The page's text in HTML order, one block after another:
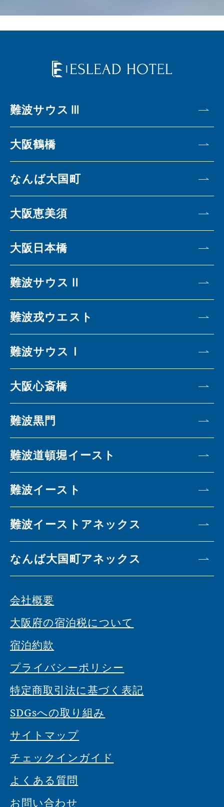
難波サウスⅢ
大阪鶴橋
なんば大国町
大阪恵美須
大阪日本橋
難波サウスⅡ
難波戎ウエスト
難波サウスⅠ
大阪心斎橋
難波黒門
難波道頓堀イースト
難波イースト
難波イーストアネックス
なんば大国町アネックス
会社概要
大阪府の宿泊税について
宿泊約款
プライバシーポリシー
特定商取引法に基づく表記
SDGsへの取り組み
サイトマップ
チェックインガイド
よくある質問
お問い合わせ